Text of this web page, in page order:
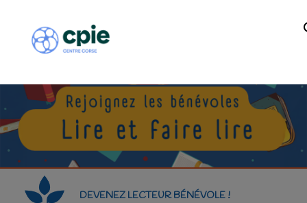
DEVENEZ LECTEUR BÉNÉVOLE !